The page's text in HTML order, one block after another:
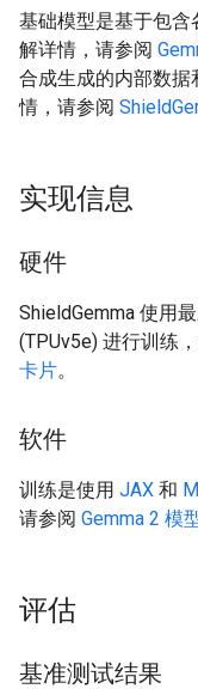
基础模型是基于包含
解详情，请参阅
合成生成的内部数
情，请参阅
实现信息
硬件
ShieldGemma 使用
(TPUv5e) 进行训练
卡片。
软件
训练是使用 JAX 和
请参阅 Gemma 2 模
评估
基准测试结果